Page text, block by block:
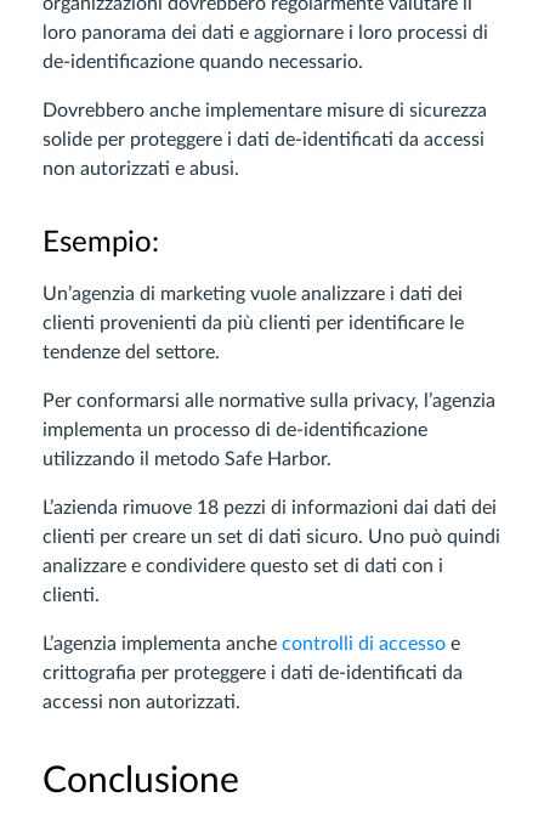
loro panorama dei dati e aggiornare i loro processi di
de-identificazione quando necessario.
Dovrebbero anche implementare misure di sicurezza
solide per proteggere i dati de-identificati da accessi
non autorizzati e abusi.
Esempio:
Un’agenzia di marketing vuole analizzare i dati dei
clienti provenienti da più clienti per identificare le
tendenze del settore.
Per conformarsi alle normative sulla privacy, l’agenzia
implementa un processo di de-identificazione
utilizzando il metodo Safe Harbor.
L’azienda rimuove 18 pezzi di informazioni dai dati dei
clienti per creare un set di dati sicuro. Uno può quindi
analizzare e condividere questo set di dati con i
clienti.
L’agenzia implementa anche controlli di accesso e
crittografia per proteggere i dati de-identificati da
accessi non autorizzati.
Conclusione